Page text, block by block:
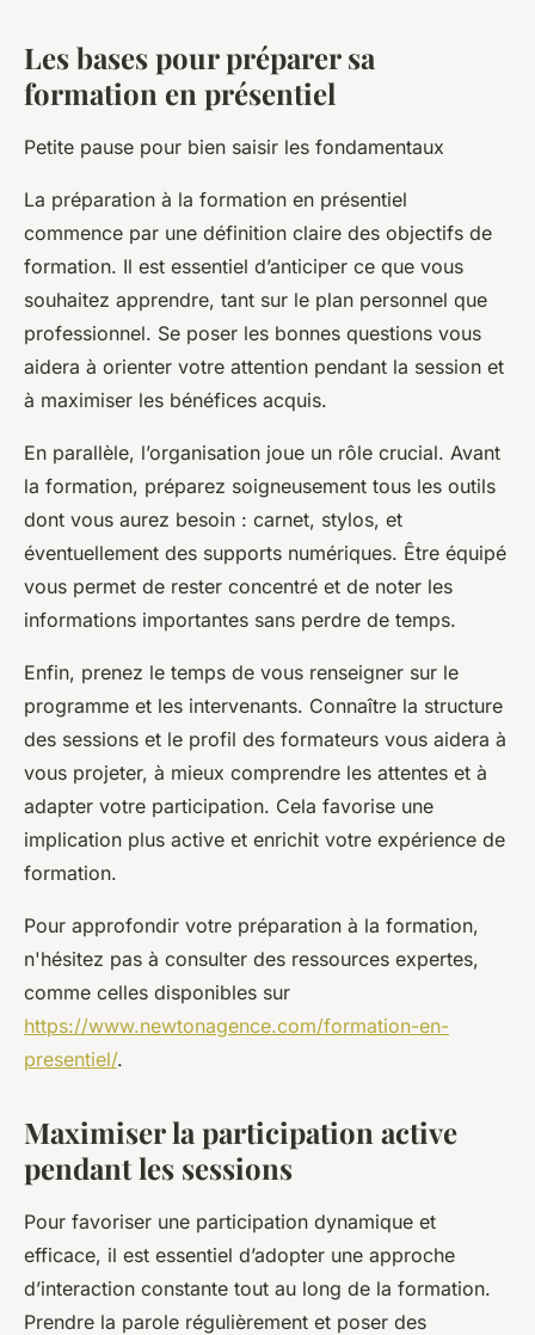
Les bases pour préparer sa
formation en présentiel
Petite pause pour bien saisir les fondamentaux
La préparation à la formation en présentiel
commence par une définition claire des objectifs de
formation. Il est essentiel d’anticiper ce que vous
souhaitez apprendre, tant sur le plan personnel que
professionnel. Se poser les bonnes questions vous
aidera à orienter votre attention pendant la session et
à maximiser les bénéfices acquis.
En parallèle, l’organisation joue un rôle crucial. Avant
la formation, préparez soigneusement tous les outils
dont vous aurez besoin : carnet, stylos, et
éventuellement des supports numériques. Être équipé
vous permet de rester concentré et de noter les
informations importantes sans perdre de temps.
Enfin, prenez le temps de vous renseigner sur le
programme et les intervenants. Connaître la structure
des sessions et le profil des formateurs vous aidera à
vous projeter, à mieux comprendre les attentes et à
adapter votre participation. Cela favorise une
implication plus active et enrichit votre expérience de
formation.
Pour approfondir votre préparation à la formation,
n'hésitez pas à consulter des ressources expertes,
comme celles disponibles sur
https://www.newtonagence.com/formation-en-
presentiel/.
Maximiser la participation active
pendant les sessions
Pour favoriser une participation dynamique et
efficace, il est essentiel d’adopter une approche
d’interaction constante tout au long de la formation.
Prendre la parole régulièrement et poser des